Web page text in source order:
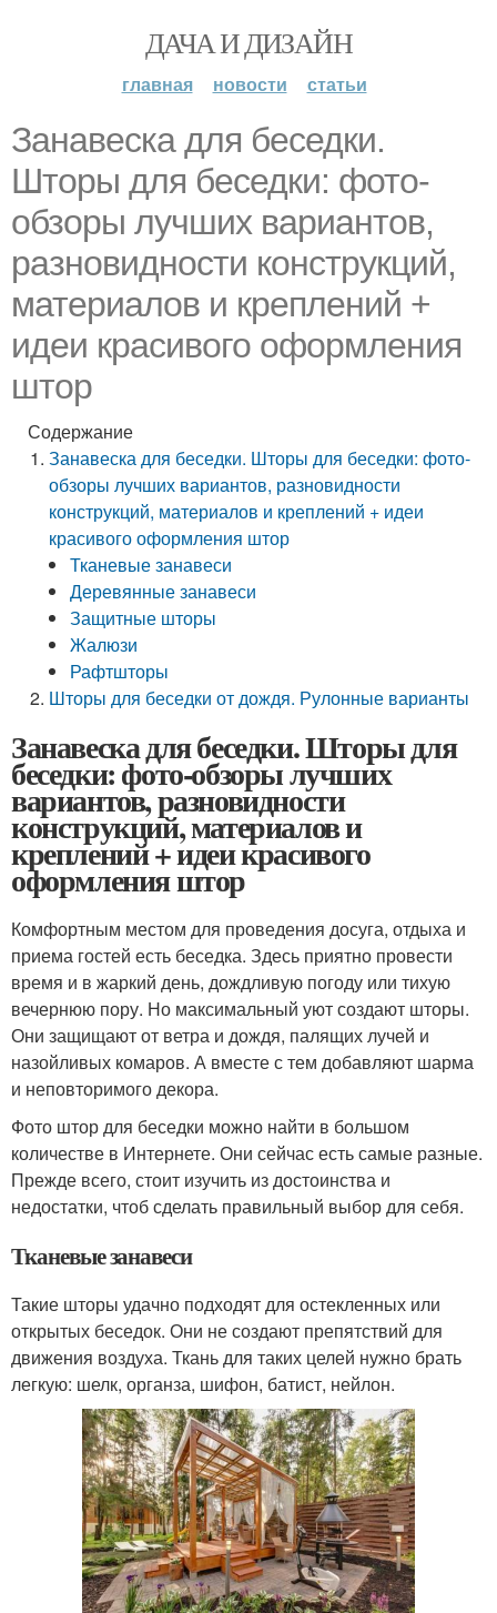
ДАЧА И ДИЗАЙН
главная новости статьи
Занавеска для беседки.
Шторы для беседки: фото-
обзоры лучших вариантов,
разновидности конструкций,
материалов и креплений +
идеи красивого оформления
штор
Содержание
Занавеска для беседки. Шторы для беседки: фото-
обзоры лучших вариантов, разновидности
конструкций, материалов и креплений + идеи
красивого оформления штор
Тканевые занавеси
Деревянные занавеси
Защитные шторы
Жалюзи
Рафтшторы
Шторы для беседки от дождя. Рулонные варианты
Занавеска для беседки. Шторы для
беседки: фото-обзоры лучших
вариантов, разновидности
конструкций, материалов и
креплений + идеи красивого
оформления штор
Комфортным местом для проведения досуга, отдыха и
приема гостей есть беседка. Здесь приятно провести
время и в жаркий день, дождливую погоду или тихую
вечернюю пору. Но максимальный уют создают шторы.
Они защищают от ветра и дождя, палящих лучей и
назойливых комаров. А вместе с тем добавляют шарма
и неповторимого декора.
Фото штор для беседки можно найти в большом
количестве в Интернете. Они сейчас есть самые разные.
Прежде всего, стоит изучить из достоинства и
недостатки, чтоб сделать правильный выбор для себя.
Тканевые занавеси
Такие шторы удачно подходят для остекленных или
открытых беседок. Они не создают препятствий для
движения воздуха. Ткань для таких целей нужно брать
легкую: шелк, органза, шифон, батист, нейлон.